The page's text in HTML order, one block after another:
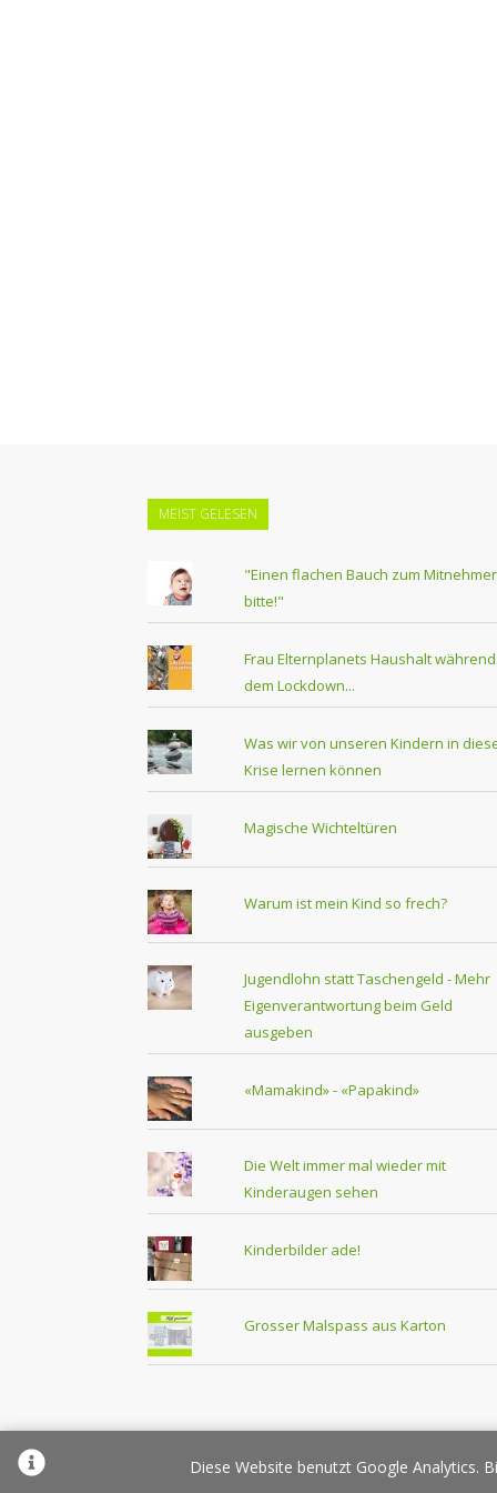
MEIST GELESEN
"Einen flachen Bauch zum
bitte!"
Frau Elternplanets Haushalt während
dem Lockdown...
Was wir von unseren Kindern in
Krise lernen können
Magische Wichteltüren
Warum ist mein Kind so frech?
Jugendlohn statt Taschengeld - Mehr
Eigenverantwortung beim Geld
ausgeben
«Mamakind» - «Papakind»
Die Welt immer mal wieder mit
Kinderaugen sehen
Kinderbilder ade!
Grosser Malspass aus Karton
Über Elternplanet
Diese Website benutzt Google Analytics.